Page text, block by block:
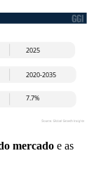
mercado e as